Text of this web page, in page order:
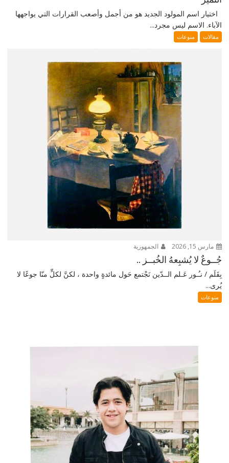
اختيار اسم المولود الجديد هو من أجمل وأصعب القرارات التي يواجهها
الآباء. الاسم ليس مجرد...
مقالات منوعات
مارس 15, 2026 الجمهورية
جُــوعٌ لا يُشبِعهُ الخُبــز ..
بِقَلَم / نـُـور عَـلم الــدّين نَجْتمع حَول مائدةٍ واحدة ، لكنَّ لكلٍّ منّا جوعًا لا
يُرى...
منوعات